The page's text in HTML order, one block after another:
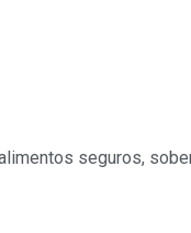
seguros,